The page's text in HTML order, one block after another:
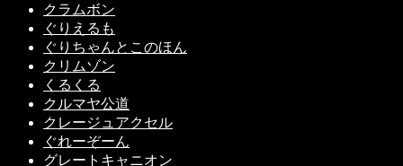
クラムボン
ぐりえるも
ぐりちゃんとこのほん
クリムゾン
くるくる
クルマヤ公道
クレージュアクセル
ぐれーぞーん
グレートキャニオン